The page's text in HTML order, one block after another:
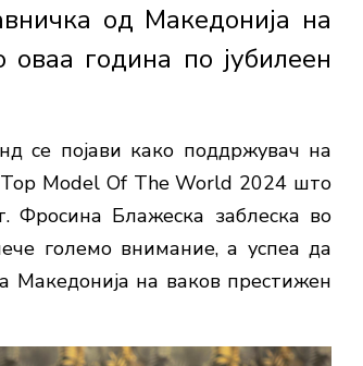
од Македонија на
година по јубилеен
се појави како поддржувач на
Top Model Of The World 2024 што
Фросина Блажеска заблеска во
големо внимание, а успеа да
Македонија на ваков престижен